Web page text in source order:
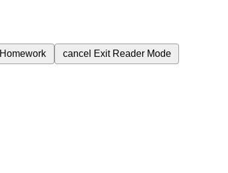
Homework cancel Exit Reader Mode